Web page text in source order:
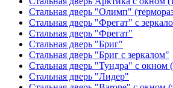
Стальная дверь "Олимп"
Стальная дверь "Фрегат" с
Стальная дверь "Фрегат"
Стальная дверь "Бриг"
Стальная дверь "Бриг с зеркалом"
Стальная дверь "Тундра" с окном
Стальная дверь "Лидер"